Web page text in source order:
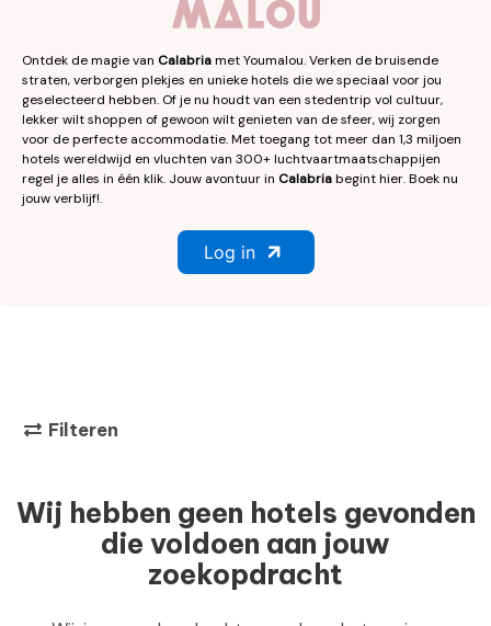
Ontdek de magie van Calabriamet Youmalou. Verken de bruisende
straten, verborgen plekjes en unieke hotels die we speciaal voor jou
geselecteerd hebben. Of je nu houdt van een stedentrip vol cultuur,
lekker wilt shoppen of gewoon wilt genieten van de sfeer, wij zorgen
voor de perfecte accommodatie. Met toegang tot meer dan 1,3 miljoen
hotels wereldwijd en vluchten van 300+ luchtvaartmaatschappijen
regel je alles in één klik. Jouw avontuur in Calabriabegint hier. Boek nu
jouw verblijf!.
Log in
Filteren
Wij hebben geen hotels gevonden
die voldoen aan jouw
zoekopdracht